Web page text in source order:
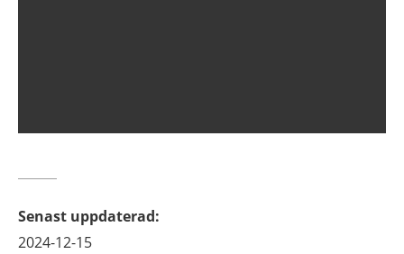
Senast uppdaterad:
2024-12-15